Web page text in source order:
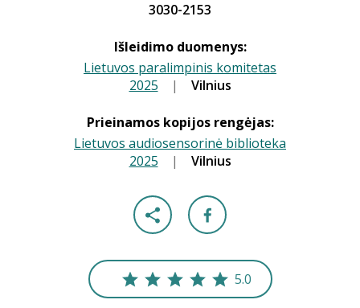
3030-2153
Išleidimo duomenys:
Lietuvos paralimpinis komitetas
2025 | Vilnius
Prieinamos kopijos rengėjas:
Lietuvos audiosensorinė biblioteka
2025 | Vilnius
5.0